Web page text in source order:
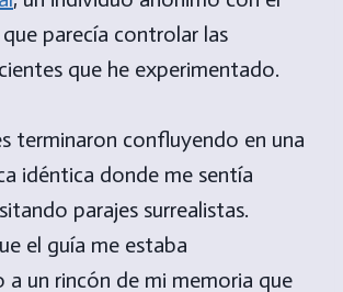
parecía controlar las
que he experimentado.
terminaron confluyendo en una
idéntica donde me sentía
parajes surrealistas.
el guía me estaba
a un rincón de mi memoria que